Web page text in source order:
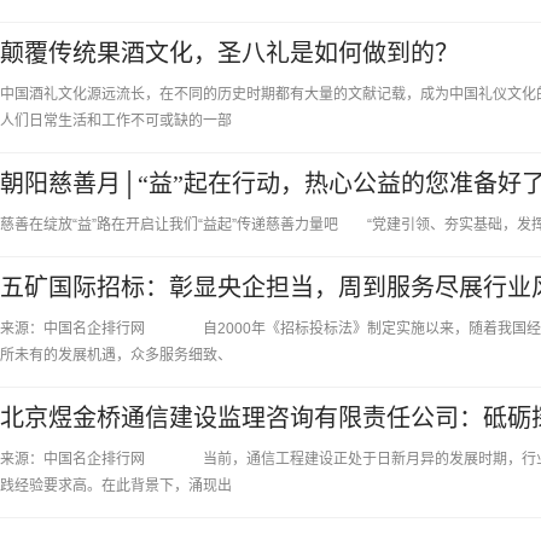
颠覆传统果酒文化，圣八礼是如何做到的？
中国酒礼文化源远流长，在不同的历史时期都有大量的文献记载，成为中国礼仪文
人们日常生活和工作不可或缺的一部
朝阳慈善月│“益”起在行动，热心公益的您准备好
慈善在绽放“益”路在开启让我们“益起”传递慈善力量吧 “党建引领、夯实基础，发
五矿国际招标：彰显央企担当，周到服务尽展行业
来源：中国名企排行网 自2000年《招标投标法》制定实施以来，随着我国经
所未有的发展机遇，众多服务细致、
北京煜金桥通信建设监理咨询有限责任公司：砥砺
来源：中国名企排行网 当前，通信工程建设正处于日新月异的发展时期，行业
践经验要求高。在此背景下，涌现出